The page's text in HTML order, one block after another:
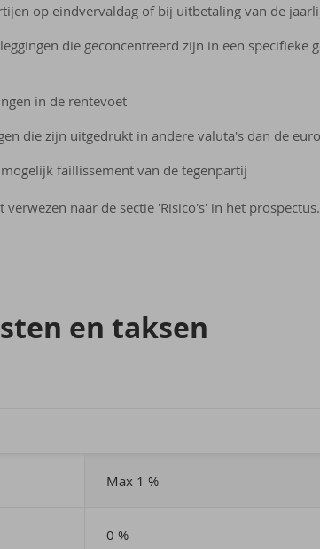
op eindvervaldag of bij uitbetaling van de
die geconcentreerd zijn in een specifieke
in de rentevoet
die zijn uitgedrukt in andere valuta's dan de euro
faillissement van de tegenpartij
naar de sectie 'Risico's' in het prospectus.
en tak­sen
Max 1 %
0 %